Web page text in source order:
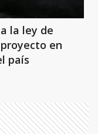
la ley de
en
país